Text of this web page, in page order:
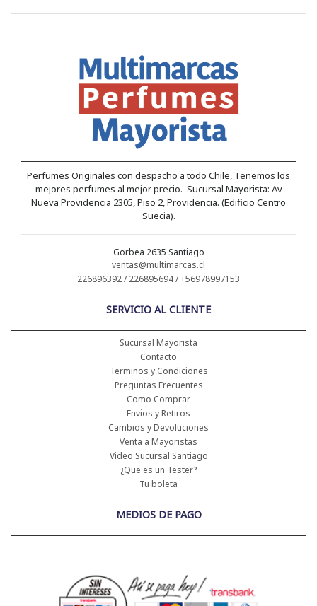
Perfumes Originales con despacho a todo Chile, Tenemos los
mejores perfumes al mejor precio. Sucursal Mayorista: Av
Nueva Providencia 2305, Piso 2, Providencia. (Edificio Centro
Suecia).
Gorbea 2635 Santiago
ventas@multimarcas.cl
226896392 / 226895694 / +56978997153
SERVICIO AL CLIENTE
Sucursal Mayorista
Contacto
Terminos y Condiciones
Preguntas Frecuentes
Como Comprar
Envios y Retiros
Cambios y Devoluciones
Venta a Mayoristas
Video Sucursal Santiago
¿Que es un Tester?
Tu boleta
MEDIOS DE PAGO